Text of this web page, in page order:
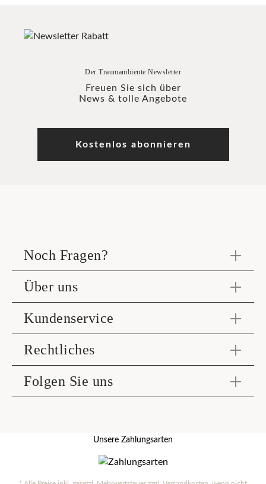
Der Traumambiente Newsletter
Freuen Sie sich über
News & tolle Angebote
Kostenlos abonnieren
Noch Fragen?
Über uns
Kundenservice
Rechtliches
Folgen Sie uns
Unsere Zahlungsarten